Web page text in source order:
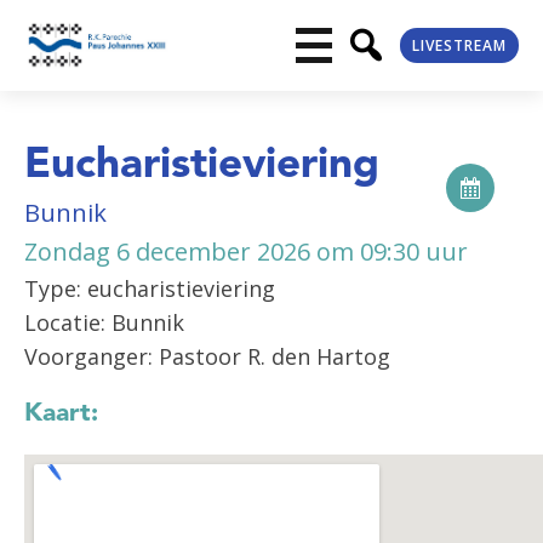
LIVESTREAM
Eucharistieviering
Bunnik
Zondag 6 december 2026 om 09:30 uur
Type: eucharistieviering
Locatie: Bunnik
Voorganger: Pastoor R. den Hartog
Kaart: